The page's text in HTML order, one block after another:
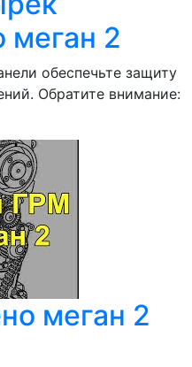
меган 2
обеспечьте защиту
Обратите внимание:
меган 2